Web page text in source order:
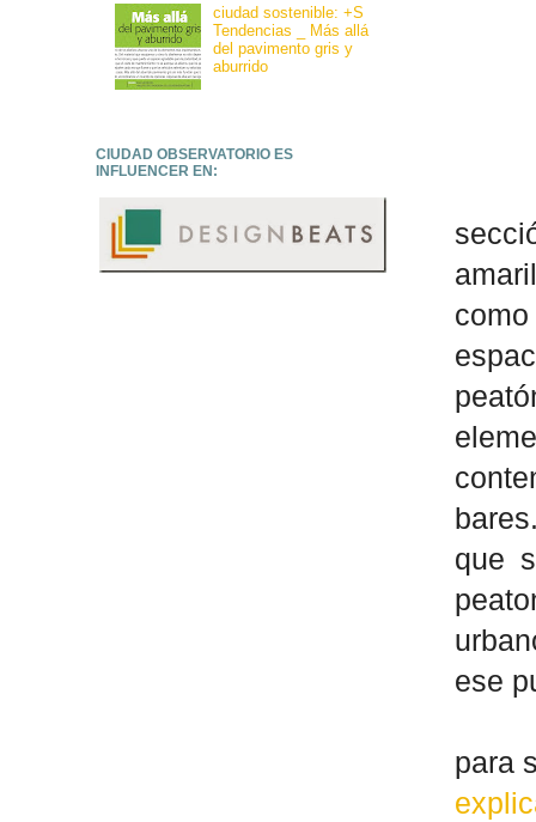
que
ese
para
ciudad sostenible: +S
Tendencias _ Más allá
del pavimento gris y
aburrido
CIUDAD OBSERVATORIO ES
INFLUENCER EN: